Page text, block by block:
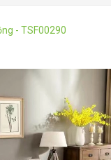
- TSF00290